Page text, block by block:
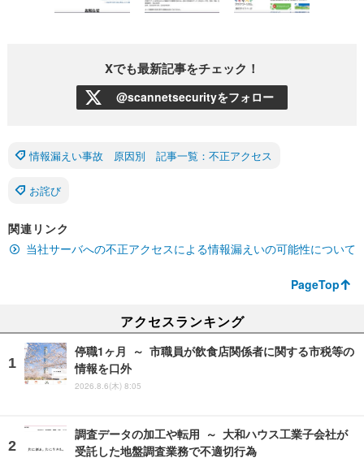
Xでも最新記事をチェック！
@scannetsecurityをフォロー
情報漏えい事故 原因別 記事一覧：不正アクセス
お詫び
関連リンク
当社サーバへの不正アクセスによる情報漏えいの可能性について
PageTop
アクセスランキング
停職1ヶ月 ～ 市職員が飲食店関係者に関する市税等の
情報を口外
2026.8.6(木) 8:05
調査データの加工や転用 ～ 大和ハウス工業子会社が
受託した地盤調査業務で不適切行為